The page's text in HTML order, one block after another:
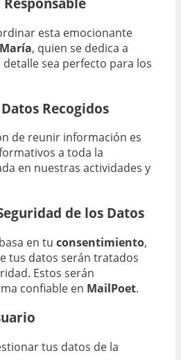
esta emocionante
, quien se dedica a
sea perfecto para los
Recogidos
de reunir información es
a toda la
en nuestras actividades y
de los Datos
en tu consentimiento,
tus datos serán tratados
Estos serán
confiable en MailPoet.
tus datos de la